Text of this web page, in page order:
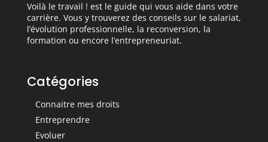
Voilà le travail ! est le guide qui vous aide dans votre
carrière. Vous y trouverez des conseils sur le salariat,
l’évolution professionnelle, la reconversion, la
formation ou encore l’entrepreneuriat.
Catégories
Connaitre mes droits
Entreprendre
Evoluer